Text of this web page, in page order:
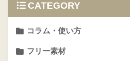
CATEGORY
コラム・使い方
フリー素材